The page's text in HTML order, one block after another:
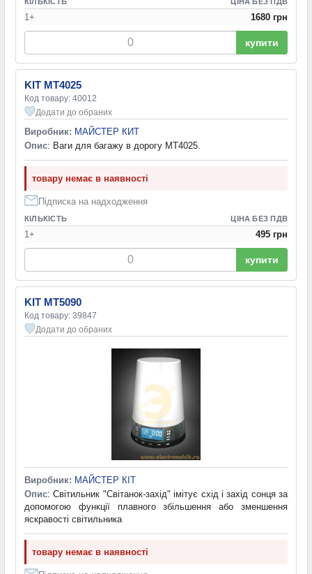
1+ 1680 грн
купити
KIT MT4025
Код товару: 40012
Додати до обраних
Виробник: МАЙСТЕР КИТ
Опис: Ваги для багажу в дорогу MT4025.
товару немає в наявності
Підписка на надходження
КІЛЬКІСТЬ ЦІНА БЕЗ ПДВ
1+ 495 грн
купити
KIT MT5090
Код товару: 39847
Додати до обраних
Виробник: МАЙСТЕР КІТ
Опис: Світильник "Світанок-захід" імітує схід і захід сонця за
допомогою функції плавного збільшення або зменшення
яскравості світильника
товару немає в наявності